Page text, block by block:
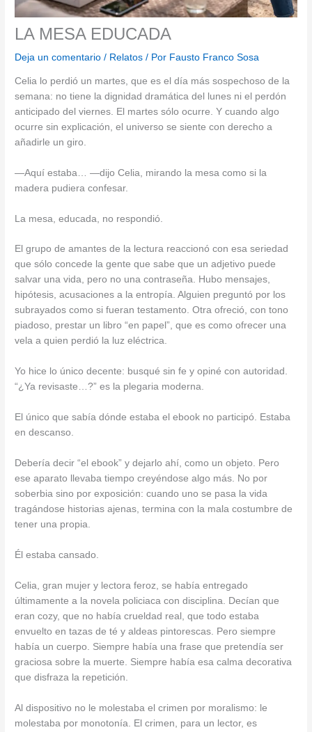
LA MESA EDUCADA
Deja un comentario / Relatos / Por Fausto Franco Sosa
Celia lo perdió un martes, que es el día más sospechoso de la
semana: no tiene la dignidad dramática del lunes ni el perdón
anticipado del viernes. El martes sólo ocurre. Y cuando algo
ocurre sin explicación, el universo se siente con derecho a
añadirle un giro.
—Aquí estaba… —dijo Celia, mirando la mesa como si la
madera pudiera confesar.
La mesa, educada, no respondió.
El grupo de amantes de la lectura reaccionó con esa seriedad
que sólo concede la gente que sabe que un adjetivo puede
salvar una vida, pero no una contraseña. Hubo mensajes,
hipótesis, acusaciones a la entropía. Alguien preguntó por los
subrayados como si fueran testamento. Otra ofreció, con tono
piadoso, prestar un libro “en papel”, que es como ofrecer una
vela a quien perdió la luz eléctrica.
Yo hice lo único decente: busqué sin fe y opiné con autoridad.
“¿Ya revisaste…?” es la plegaria moderna.
El único que sabía dónde estaba el ebook no participó. Estaba
en descanso.
Debería decir “el ebook” y dejarlo ahí, como un objeto. Pero
ese aparato llevaba tiempo creyéndose algo más. No por
soberbia sino por exposición: cuando uno se pasa la vida
tragándose historias ajenas, termina con la mala costumbre de
tener una propia.
Él estaba cansado.
Celia, gran mujer y lectora feroz, se había entregado
últimamente a la novela policiaca con disciplina. Decían que
eran cozy, que no había crueldad real, que todo estaba
envuelto en tazas de té y aldeas pintorescas. Pero siempre
había un cuerpo. Siempre había una frase que pretendía ser
graciosa sobre la muerte. Siempre había esa calma decorativa
que disfraza la repetición.
Al dispositivo no le molestaba el crimen por moralismo: le
molestaba por monotonía. El crimen, para un lector, es